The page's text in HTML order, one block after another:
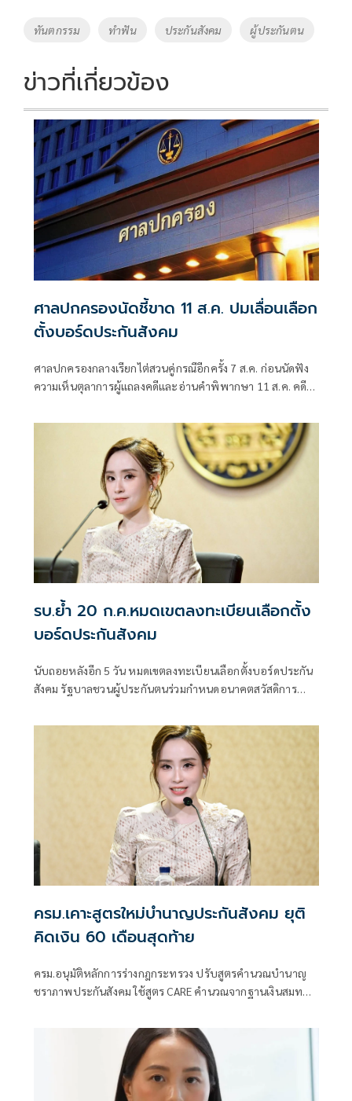
o
k
Li
k
Tags
ทันตกรรม ทำฟัน ประกันสังคม ผู้ประกันตน
ข่าวที่เกี่ยวข้อง
ศาลปกครองนัดชี้ขาด 11 ส.ค. ปมเลื่อนเลือก
ตั้งบอร์ดประกันสังคม
ศาลปกครองกลางเรียกไต่สวนคู่กรณีอีกครั้ง 7 ส.ค. ก่อนนัดฟัง
ความเห็นตุลาการผู้แถลงคดีและอ่านคำพิพากษา 11 ส.ค. คดี
บอร์ดประกันสังคม ยื
รบ.ย้ำ 20 ก.ค.หมดเขตลงทะเบียนเลือกตั้ง
บอร์ดประกันสังคม
นับถอยหลังอีก 5 วัน หมดเขตลงทะเบียนเลือกตั้งบอร์ดประกัน
สังคม รัฐบาลชวนผู้ประกันตนร่วมกำหนดอนาคตสวัสดิการ
ครม.เคาะสูตรใหม่บำนาญประกันสังคม ยุติ
คิดเงิน 60 เดือนสุดท้าย
ครม.อนุมัติหลักการร่างกฎกระทรวง ปรับสูตรคำนวณบำนาญ
ชราภาพประกันสังคม ใช้สูตร CARE คำนวณจากฐานเงินสมทบ
สุดท้าย ย้ำผู้รับบำนาญเดิมไม่ถูกลดสิทธิ และผู้ได้